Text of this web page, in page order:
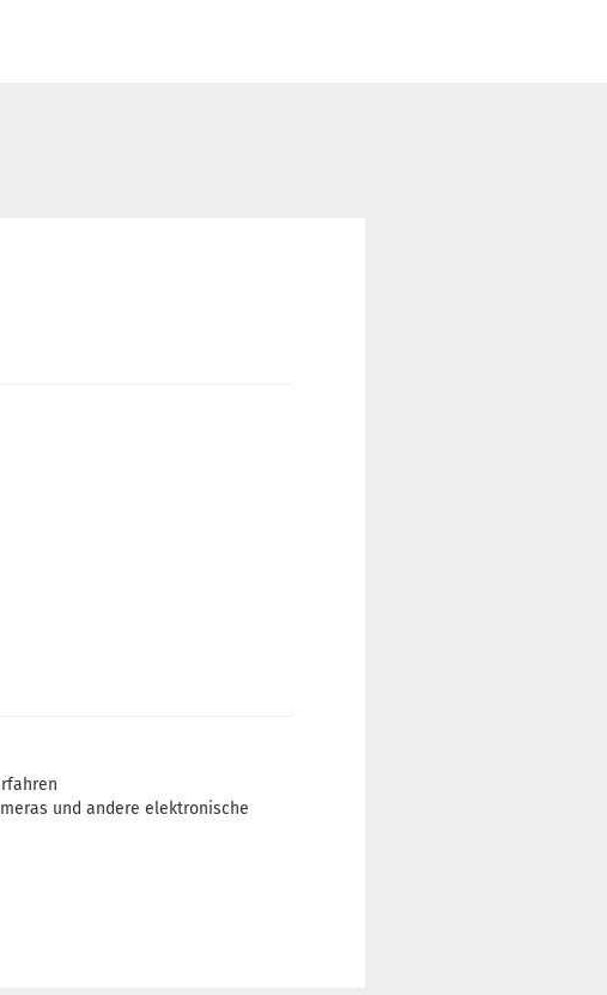
und andere elektronische